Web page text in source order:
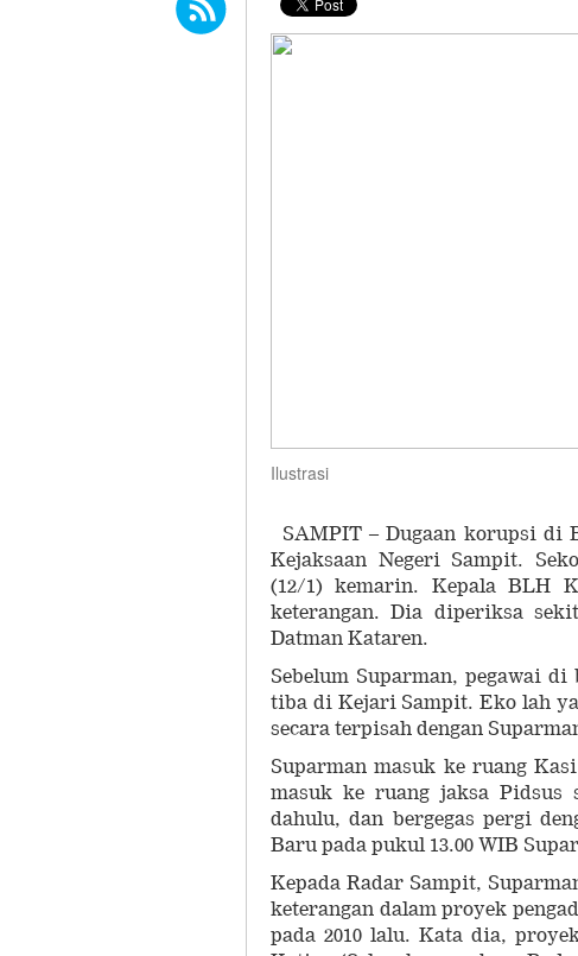
Ilustrasi
SAMPIT – Dugaan korupsi di
Kejaksaan Negeri Sampit.
(12/1) kemarin. Kepala BLH
keterangan. Dia diperiksa
Datman Kataren.
Sebelum Suparman, pegawai
tiba di Kejari Sampit. Eko lah
secara terpisah dengan
Suparman masuk ke ruang
masuk ke ruang jaksa
dahulu, dan bergegas pergi
Baru pada pukul 13.00 WIB
Kepada Radar Sampit,
keterangan dalam proyek
pada 2010 lalu. Kata dia,